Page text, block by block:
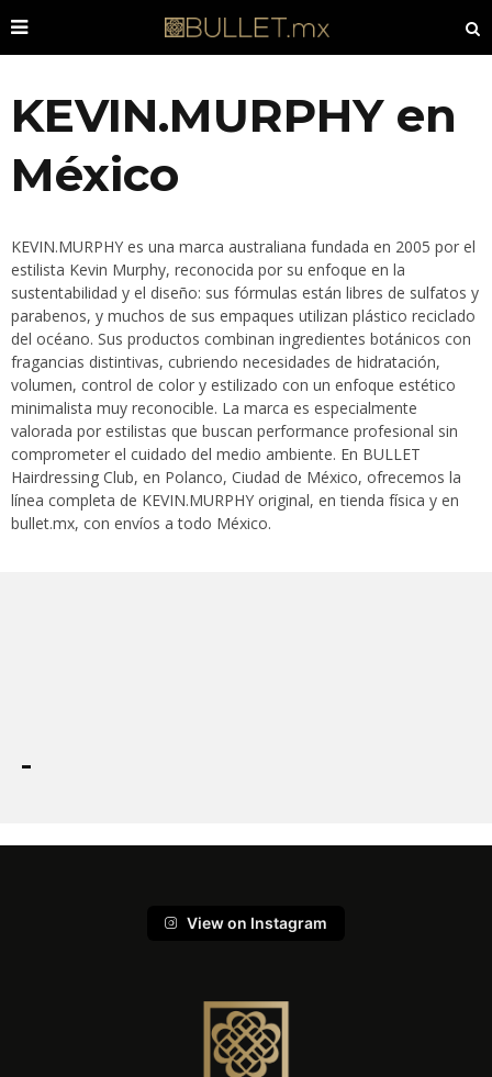
KEVIN.MURPHY en
México
KEVIN.MURPHY es una marca australiana fundada en 2005 por el
estilista Kevin Murphy, reconocida por su enfoque en la
sustentabilidad y el diseño: sus fórmulas están libres de sulfatos y
parabenos, y muchos de sus empaques utilizan plástico reciclado
del océano. Sus productos combinan ingredientes botánicos con
fragancias distintivas, cubriendo necesidades de hidratación,
volumen, control de color y estilizado con un enfoque estético
minimalista muy reconocible. La marca es especialmente
valorada por estilistas que buscan performance profesional sin
comprometer el cuidado del medio ambiente. En BULLET
Hairdressing Club, en Polanco, Ciudad de México, ofrecemos la
línea completa de KEVIN.MURPHY original, en tienda física y en
bullet.mx, con envíos a todo México.
View on Instagram